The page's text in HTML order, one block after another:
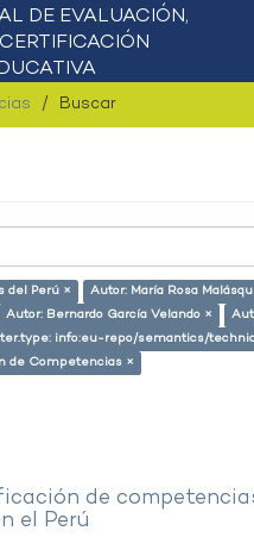
Buscar
del Perú ×
Autor: María Rosa
Autor: Bernardo García Velando ×
info:eu-repo/semantics/
de Competencias ×
de
el Perú